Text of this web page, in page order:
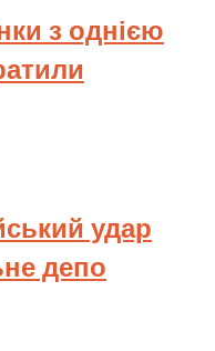
з однією
удар
депо